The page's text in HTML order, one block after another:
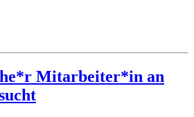
Mitarbeiter*in an